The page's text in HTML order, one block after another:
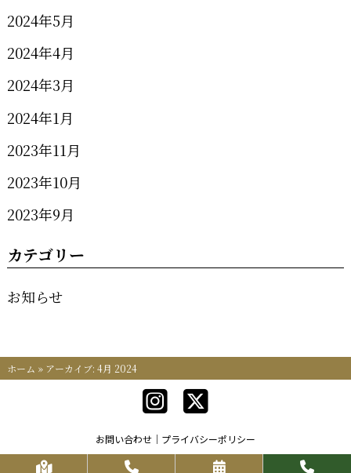
2024年5月
2024年4月
2024年3月
2024年1月
2023年11月
2023年10月
2023年9月
カテゴリー
お知らせ
ホーム » アーカイブ: 4月 2024
お問い合わせ プライバシーポリシー